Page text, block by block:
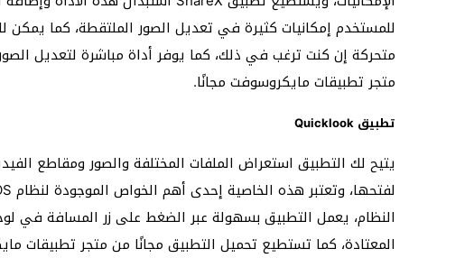
للمستخدم إمكانيات كثيرة في تعديل الصور الملتقطة، كما
متحركة إن كنت ترغب في ذلك، كما يوفر أداة مباشرة لتعديل
متجر تطبيقات مايكروسوفت مجانًا.
تطبيق Quicklook
يتيح لك التطبيق استعراض الملفات المختلفة والصور ومقاطع
النظام، يعمل التطبيق بسهولة عبر الضغط على زر المسافة في
المعتادة، كما تستطيع تحميل التطبيق مجانًا من متجر تطبيقات